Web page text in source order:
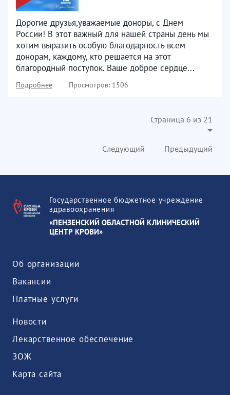
Дорогие друзья,уважаемые доноры, с Днем
России! В этот важный для нашей страны день мы
хотим выразить особую благодарность всем
донорам, каждому, кто решается на этот
благородный поступок. Ваше доброе сердце...
Подробнее Просмотров: 1506
Страница 6 из 21
Предыдущий
Следующий
Государственное бюджетное учреждение
здравоохранения
«ПЕНЗЕНСКИЙ ОБЛАСТНОЙ КЛИНИЧЕСКИЙ
ЦЕНТР КРОВИ»
Об организации
Вакансии
Платные услуги
Новости
Лекарственное обеспечение
ЗОЖ
Карта сайта